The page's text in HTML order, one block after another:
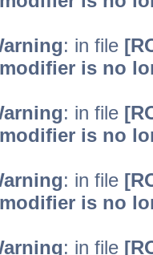
: in file
is no
: in file
is no
: in file
is no
: in file